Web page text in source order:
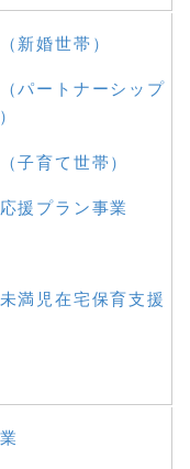
新婚世帯）
パートナーシップ
子育て世帯）
援プラン事業
満児在宅保育支援